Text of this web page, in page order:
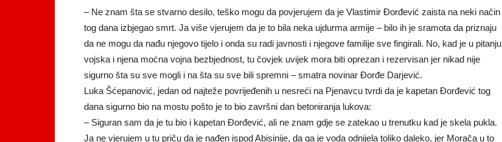
– Ne znam šta se stvarno desilo, teško mogu da povjerujem da je Vlastimir Đorđević zaista na neki način
tog dana izbjegao smrt. Ja više vjerujem da je to bila neka ujdurma armije – bilo ih je sramota da priznaju
da ne mogu da nađu njegovo tijelo i onda su radi javnosti i njegove familije sve fingirali. No, kad je u pitanju
vojska i njena moćna vojna bezbjednost, tu čovjek uvijek mora biti oprezan i rezervisan jer nikad nije
sigurno šta su sve mogli i na šta su sve bili spremni – smatra novinar Đorđe Darjević.
Luka Šćepanović, jedan od najteže povrijeđenih u nesreći na Pjenavcu tvrdi da je kapetan Đorđević tog
dana sigurno bio na mostu pošto je to bio završni dan betoniranja lukova:
– Siguran sam da je tu bio i kapetan Đorđević, ali ne znam gdje se zatekao u trenutku kad je skela pukla.
Ja ne vjerujem u tu priču da je nađen ispod Abisinije, da ga je voda odnijela toliko daleko, jer Morača u to